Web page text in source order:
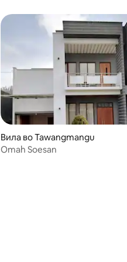
Вила во Tawangmangu
Omah Soesan